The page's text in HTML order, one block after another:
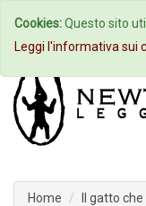
Home
Home Il gatto
Cookies:Questo sito
Leggi l'informativa sui